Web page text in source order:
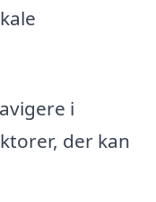
i
der kan